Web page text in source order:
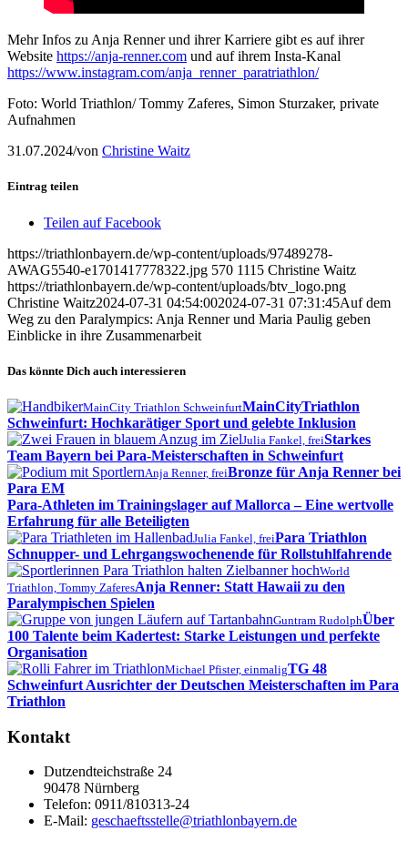
Mehr Infos zu Anja Renner und ihrer Karriere gibt es auf ihrer
Website https://anja-renner.com und auf ihrem Insta-Kanal
https://www.instagram.com/anja_renner_paratriathlon/
Foto: World Triathlon/ Tommy Zaferes, Simon Sturzaker, private
Aufnahmen
31.07.2024/von Christine Waitz
Eintrag teilen
Teilen auf Facebook
https://triathlonbayern.de/wp-content/uploads/97489278-
AWAG5540-e1701417778322.jpg 570 1115 Christine Waitz
https://triathlonbayern.de/wp-content/uploads/btv_logo.png
Christine Waitz2024-07-31 04:54:002024-07-31 07:31:45Auf dem
Weg zu den Paralympics: Anja Renner und Maria Paulig geben
Einblicke in ihre Zusammenarbeit
Das könnte Dich auch interessieren
MainCity Triathlon SchweinfurtMainCityTriathlon
Schweinfurt: Hochkarätiger Sport und gelebte Inklusion
Julia Fankel, freiStarkes
Team Bayern bei Para-Meisterschaften in Schweinfurt
Anja Renner, freiBronze für Anja Renner bei
Para EM
Para-Athleten im Trainingslager auf Mallorca – Eine wertvolle
Erfahrung für alle Beteiligten
Julia Fankel, freiPara Triathlon
Schnupper- und Lehrgangswochenende für Rollstuhlfahrende
World
Triathlon, Tommy ZaferesAnja Renner: Statt Hawaii zu den
Paralympischen Spielen
Guntram RudolphÜber
100 Talente beim Kadertest: Starke Leistungen und perfekte
Organisation
Michael Pfister, einmaligTG 48
Schweinfurt Ausrichter der Deutschen Meisterschaften im Para
Triathlon
Kontakt
Dutzendteichstraße 24
90478 Nürnberg
Telefon: 0911/810313-24
E-Mail: geschaeftsstelle@triathlonbayern.de